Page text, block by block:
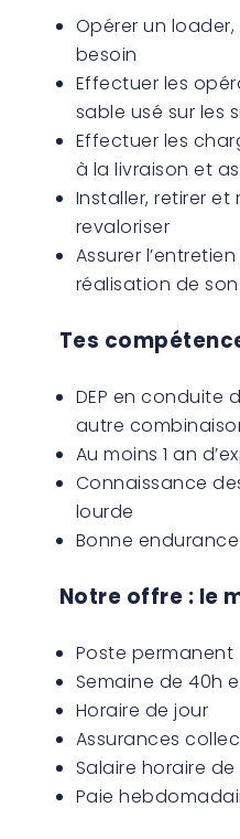
Opérer un
besoin
Effectuer les
sable usé sur les
Effectuer les
à la livraison et
Installer, retirer
revaloriser
Assurer
réalisation de
Tes
DEP en conduite
autre
Au moins 1 an
Connaissance
lourde
Bonne
Notre offre : le
Poste permanent
Semaine de 40h
Horaire de jour
Assurances
Salaire horaire
Paie